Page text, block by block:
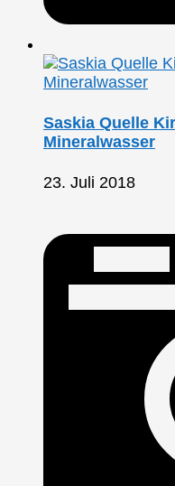
Saskia Quelle
Mineralwasser
23. Juli 2018